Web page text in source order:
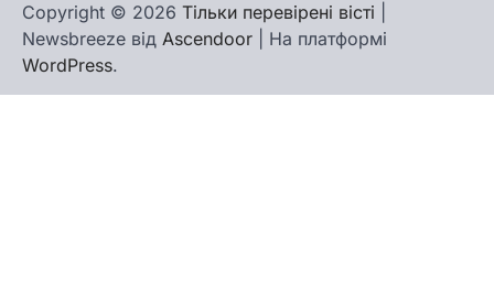
Copyright © 2026 Тільки перевірені вісті
Newsbreeze від Ascendoor | На платформі
WordPress.